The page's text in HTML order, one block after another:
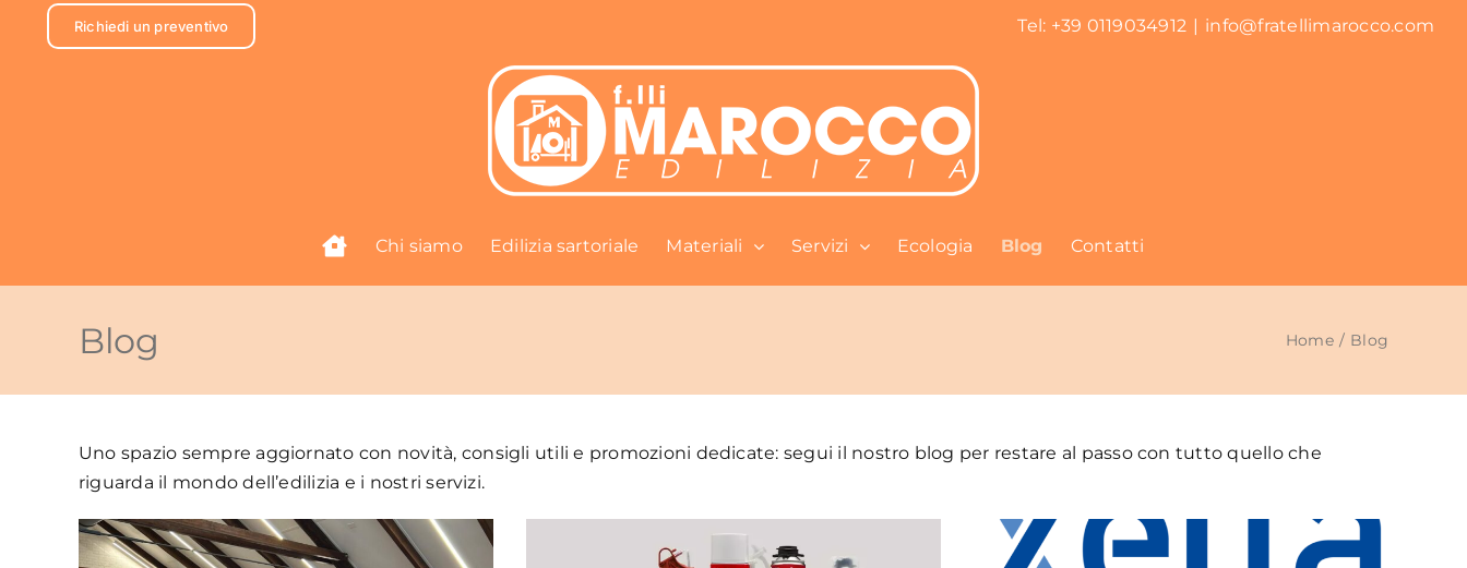
Richiedi un preventivo Tel: +39 0119034912 | info@fratellimarocco.com
Chi siamo Edilizia sartoriale Materiali Servizi Ecologia Blog Contatti
Blog Home Blog
Uno spazio sempre aggiornato con novità, consigli utili e promozioni dedicate: segui il nostro blog per restare al passo con tutto quello che
riguarda il mondo dell’edilizia e i nostri servizi.